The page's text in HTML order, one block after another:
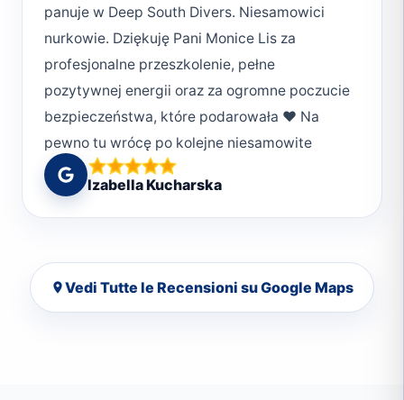
of teaching combined with practice will
prevent you from leaving the water as an
ordinary diver. You break down all barriers,
fear and anxiety. The level of staff training,
knowledge transfer, and humor outclasses
everything and everyone in the entire region,
if not in all of Egypt. In my and not only my
opinion, you are number one. 10/10 cat paws.
Monika, thank you once again. And see you
panuje w Deep South Divers. Niesamowici
nurkowie. Dziękuję Pani Monice Lis za
profesjonalne przeszkolenie, pełne
pozytywnej energii oraz za ogromne poczucie
bezpieczeństwa, które podarowała ❤️ Na
pewno tu wrócę po kolejne niesamowite
wspomnienia 😎
Izabella Kucharska
Vedi Tutte le Recensioni su Google Maps